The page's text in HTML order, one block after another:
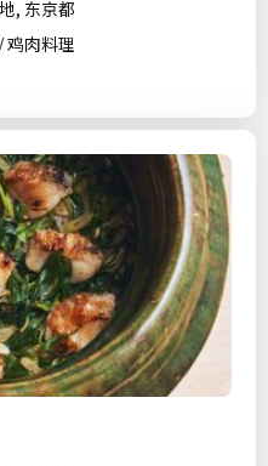
, 东京都
鸡肉料理